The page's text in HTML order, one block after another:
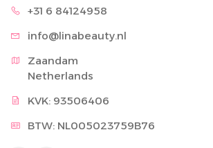
+31 6 84124958
info@linabeauty.nl
Zaandam
Netherlands
KVK: 93506406
BTW: NL005023759B76